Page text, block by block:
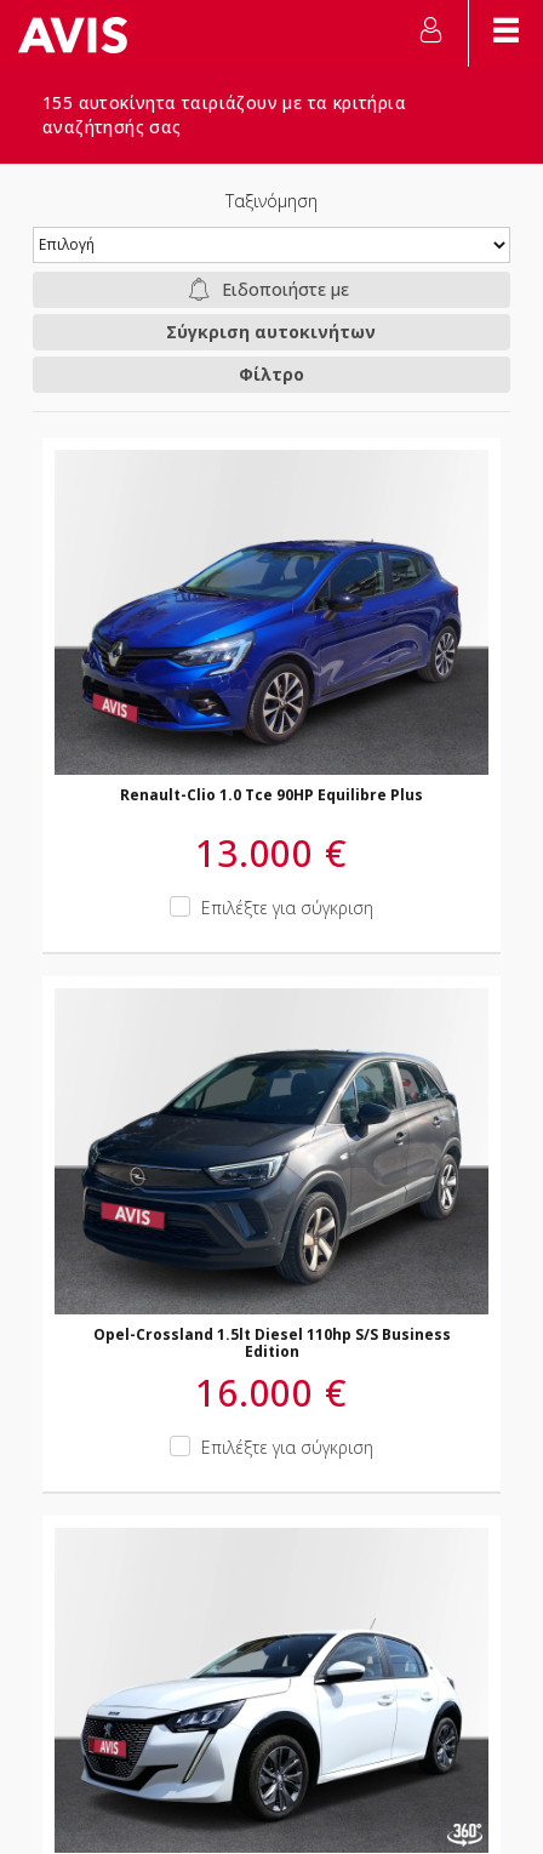
155 αυτοκίνητα ταιριάζουν με τα κριτήρια
αναζήτησής σας
Ταξινόμηση
Ειδοποιήστε με
Σύγκριση αυτοκινήτων
Φίλτρο
Renault-Clio 1.0 Tce 90HP Equilibre Plus
13.000 €
Επιλέξτε για σύγκριση
Opel-Crossland 1.5lt Diesel 110hp S/S Business
Edition
16.000 €
Επιλέξτε για σύγκριση